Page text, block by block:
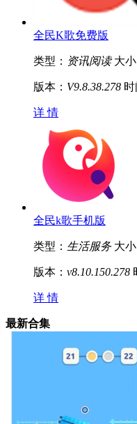
全民K歌免费版
类型： 资讯阅读 大小
版本： V9.8.38.278 时
详 情
全民k歌手机版
类型： 生活服务 大小
版本： v8.10.150.278
详 情
最新合集